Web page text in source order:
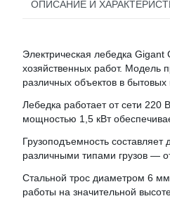
ОПИСАНИЕ И
Электрическая лебедка
хозяйственных работ. Модель
различных объектов в
Лебедка работает от сети 220
мощностью 1,5 кВт
Грузоподъемность составляет
различными типами грузов —
Стальной трос диаметром 6 мм
работы на значительной